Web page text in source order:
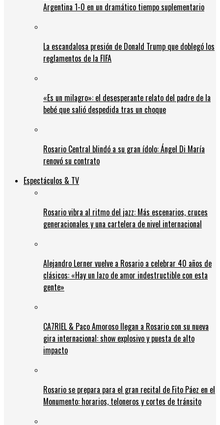
Argentina 1-0 en un dramático tiempo suplementario
La escandalosa presión de Donald Trump que doblegó los
reglamentos de la FIFA
«Es un milagro»: el desesperante relato del padre de la
bebé que salió despedida tras un choque
Rosario Central blindó a su gran ídolo: Ángel Di María
renovó su contrato
Espectáculos & TV
Rosario vibra al ritmo del jazz: Más escenarios, cruces
generacionales y una cartelera de nivel internacional
Alejandro Lerner vuelve a Rosario a celebrar 40 años de
clásicos: «Hay un lazo de amor indestructible con esta
gente»
CA7RIEL & Paco Amoroso llegan a Rosario con su nueva
gira internacional: show explosivo y puesta de alto
impacto
Rosario se prepara para el gran recital de Fito Páez en el
Monumento: horarios, teloneros y cortes de tránsito